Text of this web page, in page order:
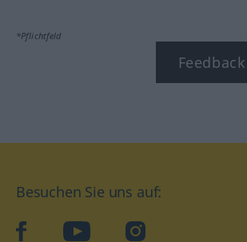
*Pflichtfeld
Besuchen Sie uns auf:
facebookYouTube Instagram